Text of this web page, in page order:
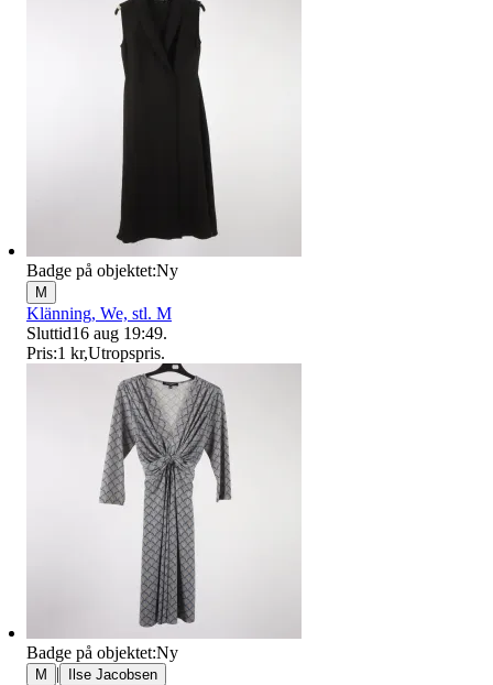
Badge på objektet:Ny
M
Klänning, We, stl. M
Sluttid16 aug 19:49.
Pris:1 kr,Utropspris.
Badge på objektet:Ny
M | Ilse Jacobsen